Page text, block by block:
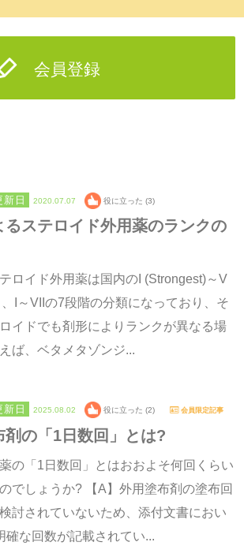
会員登録
2020.07.07 役に立った (3)
るステロイド外用薬のランクの
ロイド外用薬は国内のI (Strongest)～V
I～VIIの7段階の分類になっており、そ
イドでも剤形によりランクが異なる場
ば、ベタメタゾンジ...
2025.08.02 役に立った (2) 会員限定記事
剤の「1日数回」とは?
の「1日数回」とはおおよそ何回くらい
でしょうか? 【A】外用塗布剤の塗布回
討されていないため、添付文書におい
確な回数が記載されてい...